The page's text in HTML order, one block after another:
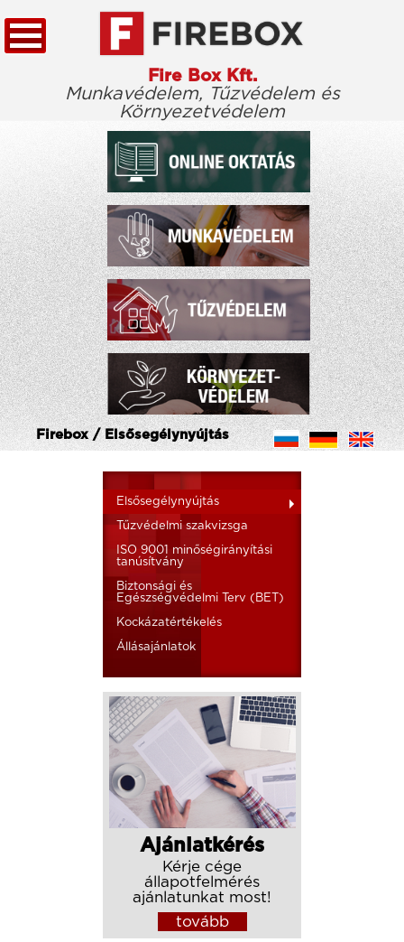
Fire Box Kft.
Munkavédelem, Tűzvédelem és
Környezetvédelem
KEZDŐLAP
TÖRVÉNYTÁR
CÉGÜNKRŐL
KIEMELT ÜGYFELEINK
ELÉRHETŐSÉG
Firebox / Elsősegélynyújtás
Elsősegélynyújtás
Tűzvédelmi szakvizsga
ISO 9001 minőségirányítási
tanúsítvány
Biztonsági és
Egészségvédelmi Terv (BET)
Kockázatértékelés
Állásajánlatok
Ajánlatkérés
Kérje cége
állapotfelmérés
ajánlatunkat most!
tovább